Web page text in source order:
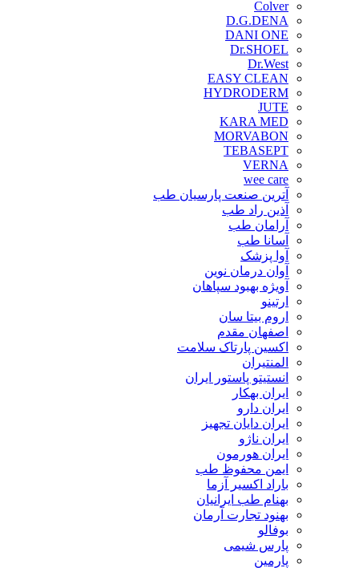
Colver
D.G.DENA
DANI ONE
Dr.SHOEL
Dr.West
EASY CLEAN
HYDRODERM
JUTE
KARA MED
MORVABON
TEBASEPT
VERNA
wee care
آترین صنعت پارسیان طب
آذین راد طب
آرامان طب
آسانا طب
آوا پزشک
آوان درمان نوین
آویژه بهبود سپاهان
ارتینو
اروم بیتا سان
اصفهان مقدم
اکسین پارتاک سلامت
المنتیران
انستیتو پاستور ایران
ایران بهکار
ایران دارو
ایران دایان تجهیز
ایران ناژو
ایران هورمون
ایمن محفوظ طب
باراد اکسیر آزما
بهنام طب ایرانیان
بهنود تجارت آرمان
بوفالو
پارس شیمی
پارمین